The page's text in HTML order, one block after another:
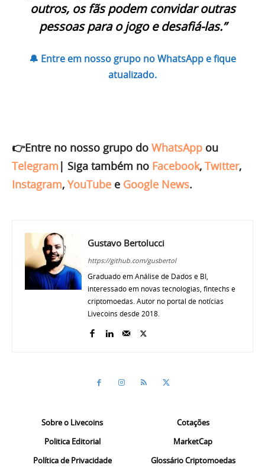
outros, os fãs podem convidar outras
pessoas para o jogo e desafiá-las.”
🔔 Entre em nosso grupo no WhatsApp e fique
atualizado.
👉Entre no nosso grupo do WhatsApp ou
Telegram | Siga também no Facebook, Twitter,
Instagram, YouTube e Google News.
Gustavo Bertolucci
https://github.com/gusbertol
Graduado em Análise de Dados e BI,
interessado em novas tecnologias, fintechs e
criptomoedas. Autor no portal de notícias
Livecoins desde 2018.
Sobre o Livecoins
Politica Editorial
Política de Privacidade
Cotações
MarketCap
Glossário Criptomoedas